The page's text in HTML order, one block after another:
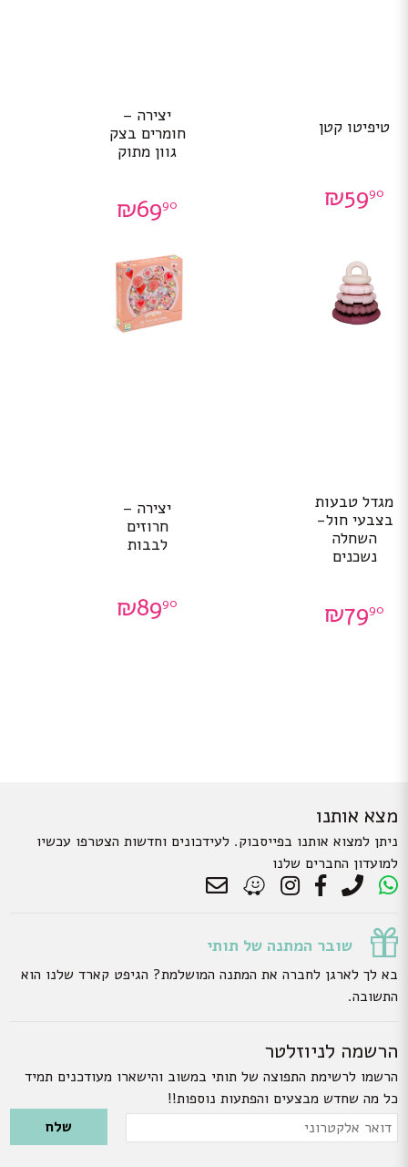
טיפיטו קטן
₪5990
יצירה –
חומרים בצק
גוון מתוק
₪6990
מגדל טבעות
בצבעי חול-
השחלה
נשכנים
₪7990
יצירה –
חרוזים
לבבות
₪8990
מצא אותנו
ניתן למצוא אותנו בפייסבוק. לעידכונים וחדשות הצטרפו עכשיו
למועדון החברים שלנו
שובר המתנה של תותי
בא לך לארגן לחברה את המתנה המושלמת? הגיפט קארד שלנו הוא
התשובה.
הרשמה לניוזלטר
הרשמו לרשימת התפוצה של תותי במשוב והישארו מעודכנים תמיד
כל מה שחדש מבצעים והפתעות נוספות!!
Please leave this field empty.
דואר